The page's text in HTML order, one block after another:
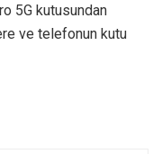
5G kutusundan
ve telefonun kutu